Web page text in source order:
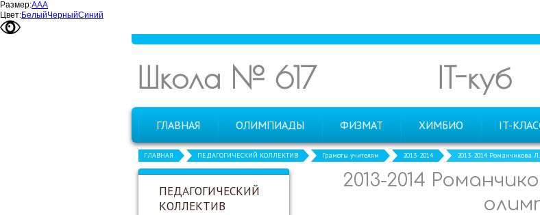
Размер:ААА
Цвет:БелыйЧерныйСиний
Школа № 617 IT-куб
ГЛАВНАЯ ОЛИМПИАДЫ ФИЗМАТ ХИМБИО IT-
ГЛАВНАЯ ПЕДАГОГИЧЕСКИЙ КОЛЛЕКТИВ Грамоты учителям 2013-2014 2013-2014 Романчикова
ПЕДАГОГИЧЕСКИЙ
КОЛЛЕКТИВ
2013-2014